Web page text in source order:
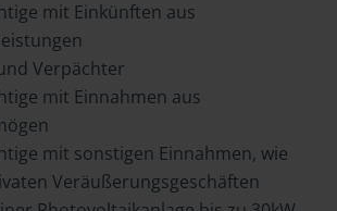
mit Einkünften aus
Verpächter
mit Einnahmen aus
mit sonstigen Einnahmen, wie
Veräußerungsgeschäften